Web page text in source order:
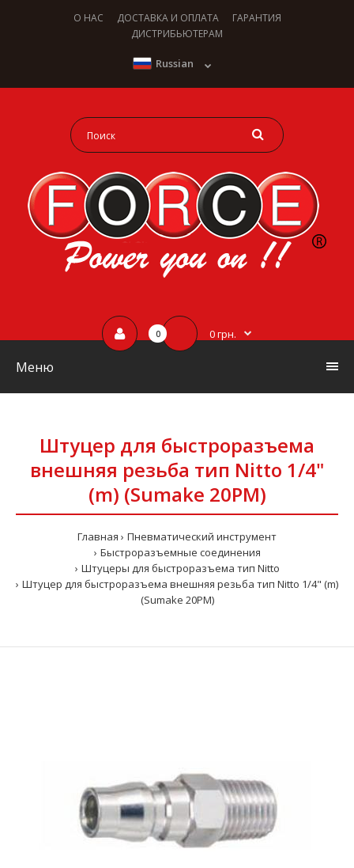
О НАС ДОСТАВКА И ОПЛАТА
ГАРАНТИЯ
ДИСТРИБЬЮТЕРАМ
Russian
0 0 грн.
Меню
Штуцер для быстроразъема
внешняя резьба тип Nitto 1/4"
(m) (Sumake 20PM)
Главная
Пневматический инструмент
Быстроразъемные соединения
Штуцеры для быстроразъема тип Nitto
Штуцер для быстроразъема внешняя резьба тип Nitto 1/4" (m)
(Sumake 20PM)